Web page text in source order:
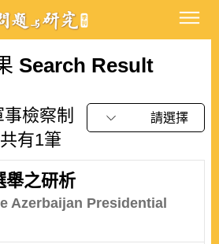
Search Result
檢察制
有1筆
請選擇
舉之研析
Azerbaijan Presidential